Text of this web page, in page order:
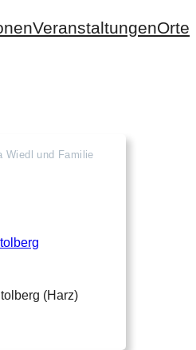
VeranstaltungenOrte
Wiedl und Familie
(Harz)